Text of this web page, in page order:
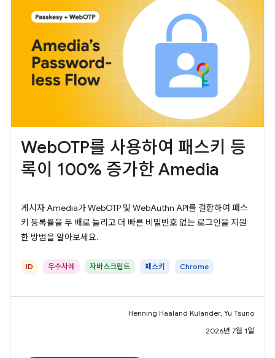
WebOTP를 사용하여 패스키 등
록이 100% 증가한 Amedia
게시자 Amedia가 WebOTP 및 WebAuthn API를 결합하여 패스
키 등록률을 두 배로 늘리고 더 빠른 비밀번호 없는 로그인을 지원
한 방법을 알아보세요.
ID 우수사례 자바스크립트 패스키 Chrome
Henning Haaland Kulander, Yu Tsuno
2026년 7월 1일